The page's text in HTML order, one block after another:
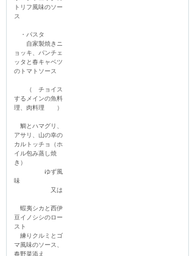
トリフ風味のソー
ス
・パスタ
自家製焼きニ
ョッキ、パンチェ
ッタと春キャベツ
のトマトソース
（　チョイス
するメインの魚料
理、肉料理　　）
鯛とハマグリ、
アサリ、山の幸の
カルトッチョ（ホ
イル包み蒸し焼
き）
ゆず風
味
又は
蝦夷シカと西伊
豆イノシシのロー
スト
練りクルミとゴ
マ風味のソース、
春野菜添え